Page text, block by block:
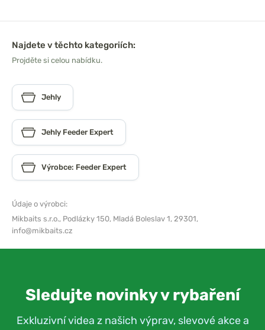
Najdete v těchto kategoriích:
Projděte si celou nabídku.
Jehly
Jehly Feeder Expert
Výrobce: Feeder Expert
Údaje o výrobci:
Mikbaits s.r.o., Podlázky 150, Mladá Boleslav 1, 29301,
info@mikbaits.cz
Sledujte novinky v rybaření
Exkluzivní videa z našich výprav, slevové akce a